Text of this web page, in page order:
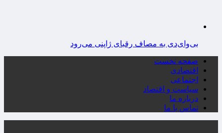
بی‌وای‌دی به مصاف رقبای ژاپنی می‌رود
صفحه نخست
اقتصادی
اجتماعی
سیاست و اقتصاد
درباره ما
تماس با ما